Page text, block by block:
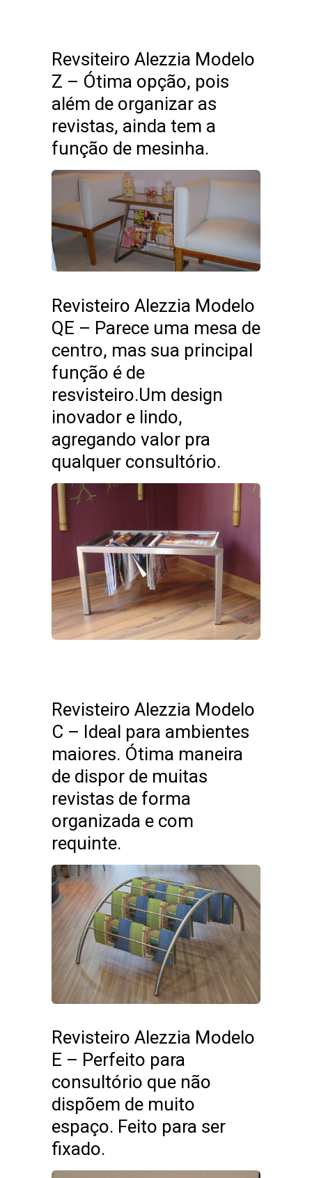
Revsiteiro Alezzia Modelo
Z – Ótima opção, pois
além de organizar as
revistas, ainda tem a
função de mesinha.
Revisteiro Alezzia Modelo
QE – Parece uma mesa de
centro, mas sua principal
função é de
resvisteiro.Um design
inovador e lindo,
agregando valor pra
qualquer consultório.
Revisteiro Alezzia Modelo
C – Ideal para ambientes
maiores. Ótima maneira
de dispor de muitas
revistas de forma
organizada e com
requinte.
Revisteiro Alezzia Modelo
E – Perfeito para
consultório que não
dispõem de muito
espaço. Feito para ser
fixado.